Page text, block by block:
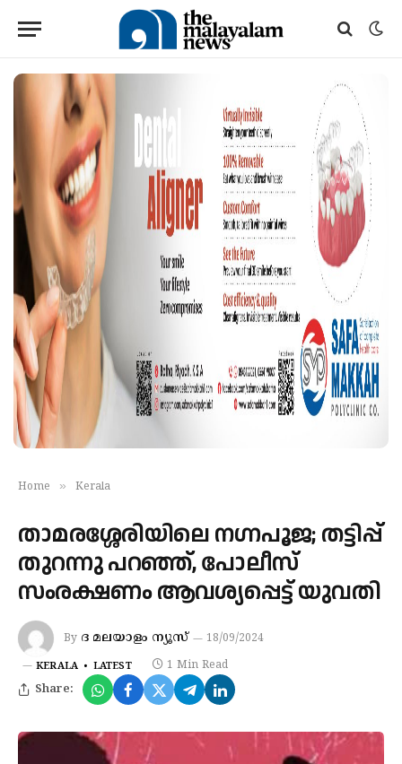
Home » Kerala
താമരശ്ശേരിയിലെ നഗ്നപൂജ; തട്ടിപ്പ്
തുറന്നു പറഞ്ഞ്, പോലീസ്
സംരക്ഷണം ആവശ്യപ്പെട്ട് യുവതി
By ദ മലയാളം ന്യൂസ്‌ 18/09/2024
KERALA LATEST 1 Min Read
Share: